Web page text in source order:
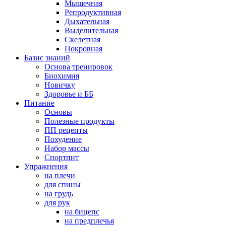
Мышечная
Репродуктивная
Дыхательная
Выделительная
Скелетная
Покровная
Базис знаний
Основа тренировок
Биохимия
Новичку
Здоровье и ББ
Питание
Основы
Полезные продукты
ПП рецепты
Похудение
Набор массы
Спортпит
Упражнения
на плечи
для спины
на грудь
для рук
на бицепс
на предплечья